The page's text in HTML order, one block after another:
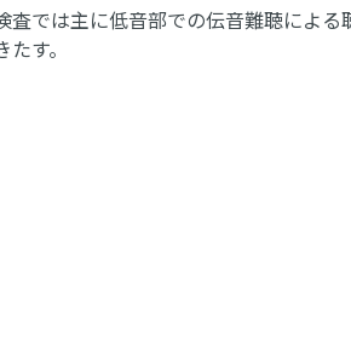
査では主に低音部での伝音難聴によ
す。